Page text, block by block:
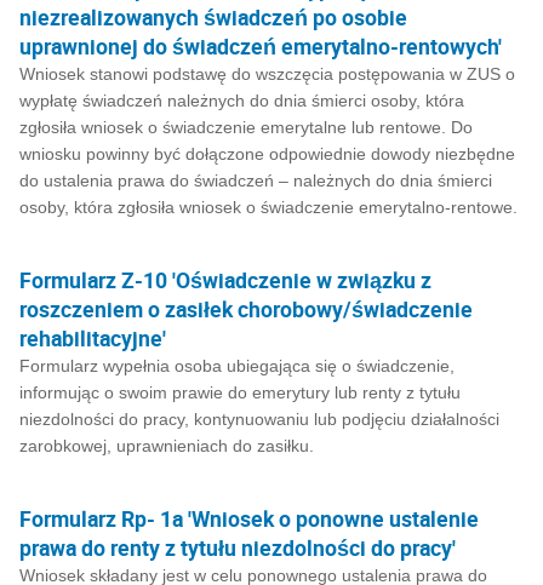
niezrealizowanych świadczeń po osobie
uprawnionej do świadczeń emerytalno-rentowych'
Wniosek stanowi podstawę do wszczęcia postępowania w ZUS o
wypłatę świadczeń należnych do dnia śmierci osoby, która
zgłosiła wniosek o świadczenie emerytalne lub rentowe. Do
wniosku powinny być dołączone odpowiednie dowody niezbędne
do ustalenia prawa do świadczeń – należnych do dnia śmierci
osoby, która zgłosiła wniosek o świadczenie emerytalno-rentowe.
Formularz Z-10 'Oświadczenie w związku z
roszczeniem o zasiłek chorobowy/świadczenie
rehabilitacyjne'
Formularz wypełnia osoba ubiegająca się o świadczenie,
informując o swoim prawie do emerytury lub renty z tytułu
niezdolności do pracy, kontynuowaniu lub podjęciu działalności
zarobkowej, uprawnieniach do zasiłku.
Formularz Rp- 1a 'Wniosek o ponowne ustalenie
prawa do renty z tytułu niezdolności do pracy'
Wniosek składany jest w celu ponownego ustalenia prawa do